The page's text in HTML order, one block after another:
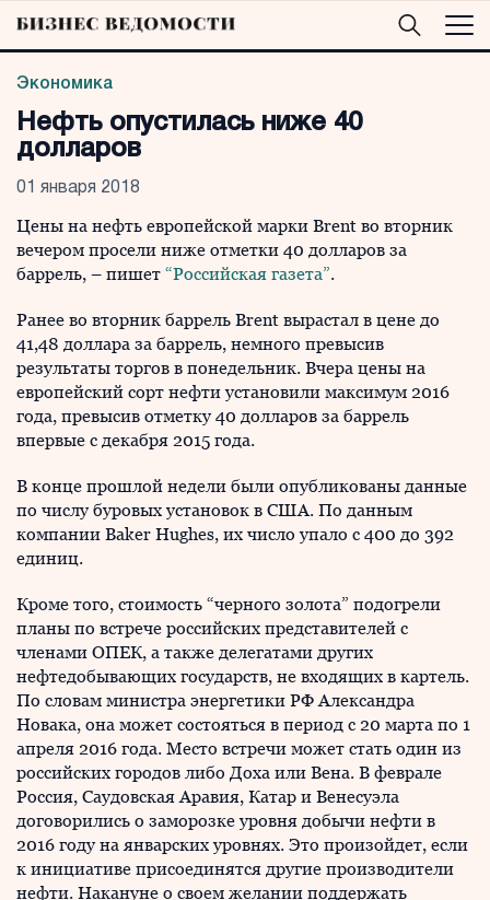
Экономика
Нефть опустилась ниже 40
долларов
01 января 2018
Цены на нефть европейской марки Brent во вторник
вечером просели ниже отметки 40 долларов за
баррель, – пишет “Российская газета”.
Ранее во вторник баррель Brent вырастал в цене до
41,48 доллара за баррель, немного превысив
результаты торгов в понедельник. Вчера цены на
европейский сорт нефти установили максимум 2016
года, превысив отметку 40 долларов за баррель
впервые с декабря 2015 года.
В конце прошлой недели были опубликованы данные
по числу буровых установок в США. По данным
компании Baker Hughes, их число упало с 400 до 392
единиц.
Кроме того, стоимость “черного золота” подогрели
планы по встрече российских представителей с
членами ОПЕК, а также делегатами других
нефтедобывающих государств, не входящих в картель.
По словам министра энергетики РФ Александра
Новака, она может состояться в период с 20 марта по 1
апреля 2016 года. Место встречи может стать один из
российских городов либо Доха или Вена. В феврале
Россия, Саудовская Аравия, Катар и Венесуэла
договорились о заморозке уровня добычи нефти в
2016 году на январских уровнях. Это произойдет, если
к инициативе присоединятся другие производители
нефти. Накануне о своем желании поддержать